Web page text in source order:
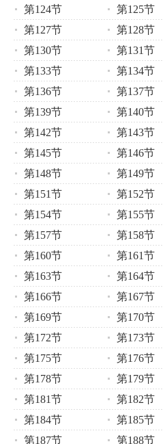
第124节
第125节
第127节
第128节
第130节
第131节
第133节
第134节
第136节
第137节
第139节
第140节
第142节
第143节
第145节
第146节
第148节
第149节
第151节
第152节
第154节
第155节
第157节
第158节
第160节
第161节
第163节
第164节
第166节
第167节
第169节
第170节
第172节
第173节
第175节
第176节
第178节
第179节
第181节
第182节
第184节
第185节
第187节
第188节